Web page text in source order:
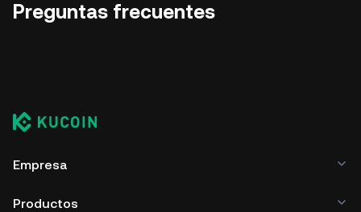
Preguntas frecuentes
Empresa
Productos